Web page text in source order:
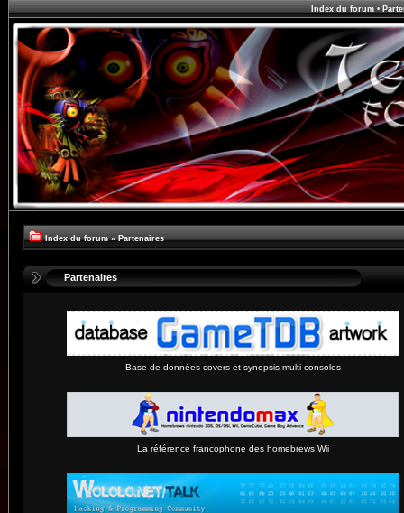
Index du forum•
Index du forum » Partenaires
Partenaires
Base de données covers et synopsis multi-consoles
La référence francophone des homebrews Wii